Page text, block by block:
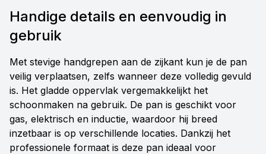
Handige details en eenvoudig in
gebruik
Met stevige handgrepen aan de zijkant kun je de pan
veilig verplaatsen, zelfs wanneer deze volledig gevuld
is. Het gladde oppervlak vergemakkelijkt het
schoonmaken na gebruik. De pan is geschikt voor
gas, elektrisch en inductie, waardoor hij breed
inzetbaar is op verschillende locaties. Dankzij het
professionele formaat is deze pan ideaal voor